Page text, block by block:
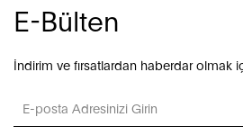
E-Bülten
İndirim ve fırsatlardan haberdar olmak